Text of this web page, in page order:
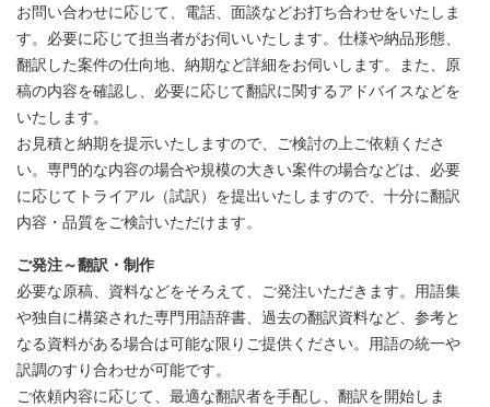
お問い合わせに応じて、電話、面談などお打ち合わせをいたしま
す。必要に応じて担当者がお伺いいたします。仕様や納品形態、
翻訳した案件の仕向地、納期など詳細をお伺いします。また、原
稿の内容を確認し、必要に応じて翻訳に関するアドバイスなどを
いたします。
お見積と納期を提示いたしますので、ご検討の上ご依頼くださ
い。専門的な内容の場合や規模の大きい案件の場合などは、必要
に応じてトライアル（試訳）を提出いたしますので、十分に翻訳
内容・品質をご検討いただけます。
ご発注～翻訳・制作
必要な原稿、資料などをそろえて、ご発注いただきます。用語集
や独自に構築された専門用語辞書、過去の翻訳資料など、参考と
なる資料がある場合は可能な限りご提供ください。用語の統一や
訳調のすり合わせが可能です。
ご依頼内容に応じて、最適な翻訳者を手配し、翻訳を開始しま